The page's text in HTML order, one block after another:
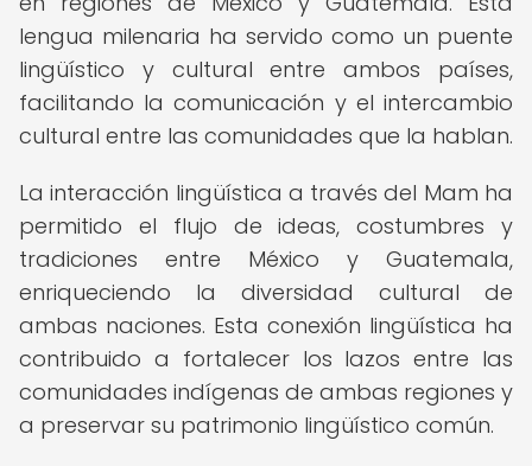
lengua milenaria ha servido como un puente
lingüístico y cultural entre ambos países,
facilitando la comunicación y el intercambio
cultural entre las comunidades que la hablan.
La interacción lingüística a través del Mam ha
permitido el flujo de ideas, costumbres y
tradiciones entre México y Guatemala,
enriqueciendo la diversidad cultural de
ambas naciones. Esta conexión lingüística ha
contribuido a fortalecer los lazos entre las
comunidades indígenas de ambas regiones y
a preservar su patrimonio lingüístico común.